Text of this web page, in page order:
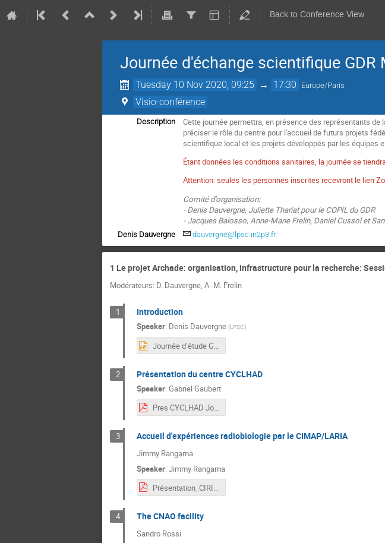
Back to Conference View
Journée d'échange scientifique GDR
Tuesday 10 Nov 2020, 09:25 → 17:30 Europe/Paris
Visio-conférence
Description
Cette journée permettra, en présence des représentants de
préciser le rôle du centre pour l'accueil de futurs projets
scientifique local et les projets développés par les équipes
Étant données les conditions sanitaires, la journée se
Attention: seules les personnes inscrites recevront le lien
Comité d'organisation:
- Denis Dauvergne, Juliette Thariat pour le COPIL du GDR
- Jacques Balosso, Anne-Marie Frelin, Daniel Cussol et
Denis Dauvergne dauvergne@lpsc.in2p3.fr
1 Le projet Archade: organisation, infrastructure pour la recherche:
Modérateurs: D. Dauvergne, A.-M. Frelin
1 Introduction
Speaker: Denis Dauvergne (LPSC)
Journée d’étude GDR MI2B - ARCHADE - Intro.pptx
2 Présentation du centre CYCLHAD
Speaker: Gabriel Gaubert
Pres CYCLHAD Journee GDR Mi2B - ARCHADE_10112020.pdf
3 Accueil d'expériences radiobiologie par le CIMAP/LARIA
Jimmy Rangama
Speaker: Jimmy Rangama
Présentation_CIRIL_GDR MI2B_ARCHADE.pdf
4 The CNAO facility
Sandro Rossi